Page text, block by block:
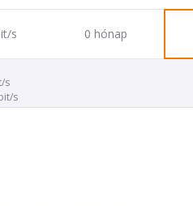
s 0 hónap
s
s